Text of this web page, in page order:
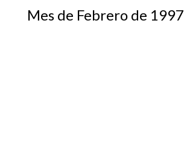
Mes de Febrero de 1997